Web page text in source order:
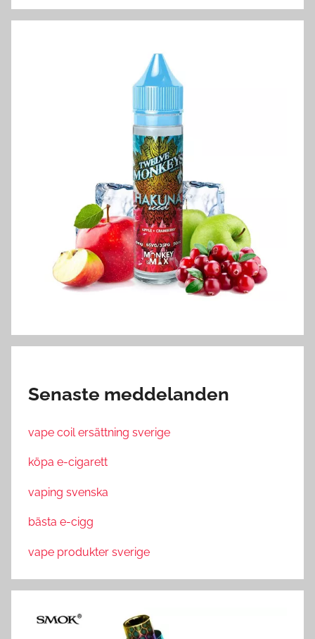
Senaste meddelanden
vape coil ersättning sverige
köpa e-cigarett
vaping svenska
bästa e-cigg
vape produkter sverige